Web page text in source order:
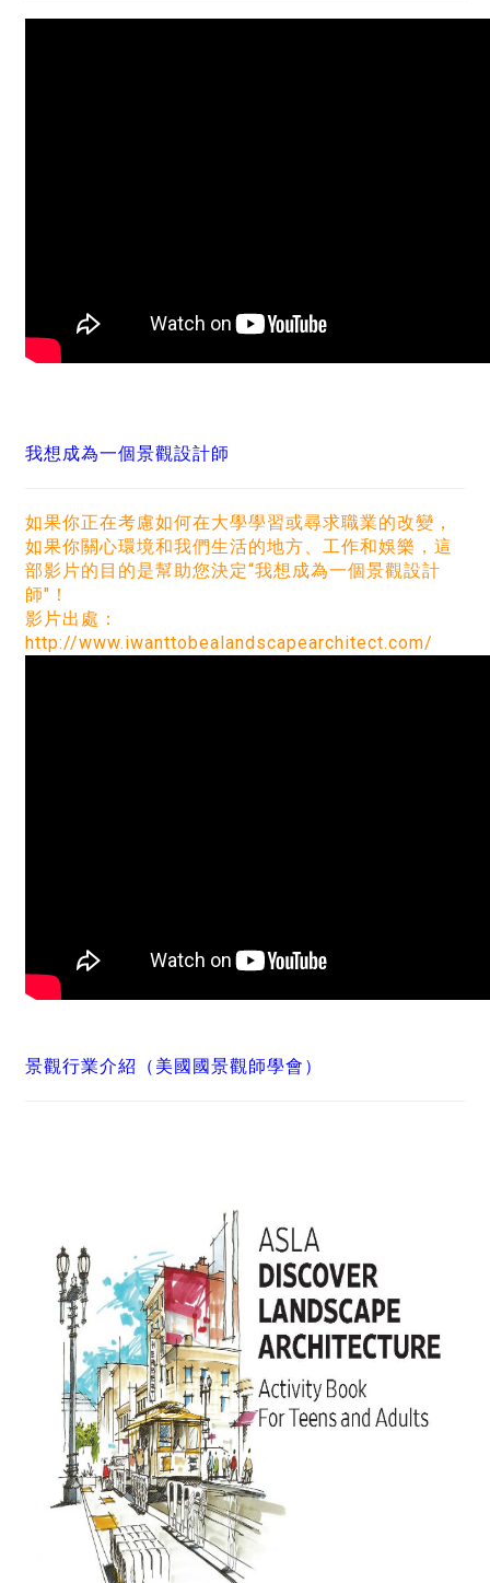
我想成為一個景觀設計師
如果你正在考慮如何在大學學習或尋求職業的改變，
如果你關心環境和我們生活的地方、工作和娛樂，這
部影片的目的是幫助您決定“我想成為一個景觀設計
師"！
影片出處：
http://www.iwanttobealandscapearchitect.com/
景觀行業介紹（美國國景觀師學會）